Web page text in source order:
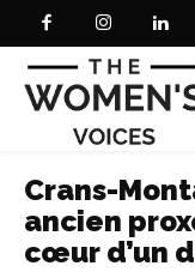
Crans-
ancien
cœur d’un